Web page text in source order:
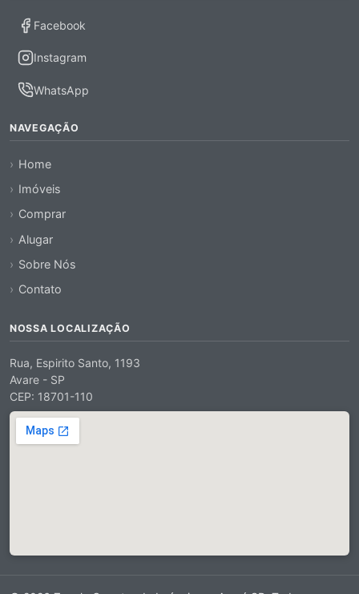
Facebook
Instagram
WhatsApp
NAVEGAÇÃO
Home
Imóveis
Comprar
Alugar
Sobre Nós
Contato
NOSSA LOCALIZAÇÃO
Rua, Espirito Santo, 1193
Avare - SP
CEP: 18701-110